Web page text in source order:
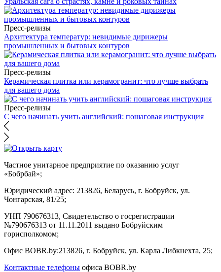
Пресс-релизы
Архитектура температур: невидимые дирижеры
промышленных и бытовых контуров
Пресс-релизы
Керамическая плитка или керамогранит: что лучше выбрать
для вашего дома
Пресс-релизы
С чего начинать учить английский: пошаговая инструкция
Частное унитарное предприятие по оказанию услуг
«Бобрбай»;
Юридический адрес: 213826, Беларусь, г. Бобруйск, ул.
Чонгарская, 81/25;
УНП 790676313, Свидетельство о госрегистрации
№790676313 от 11.11.2011 выдано Бобруйским
горисполкомом;
Офис BOBR.by:213826, г. Бобруйск, ул. Карла Либкнехта, 25;
Контактные телефоны офиса BOBR.by